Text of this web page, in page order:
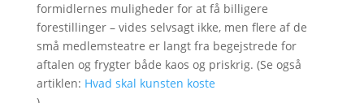
formidlernes muligheder for at få billigere
forestillinger – vides selvsagt ikke, men flere af de
små medlemsteatre er langt fra begejstrede for
aftalen og frygter både kaos og priskrig. (Se også
artiklen: Hvad skal kunsten koste